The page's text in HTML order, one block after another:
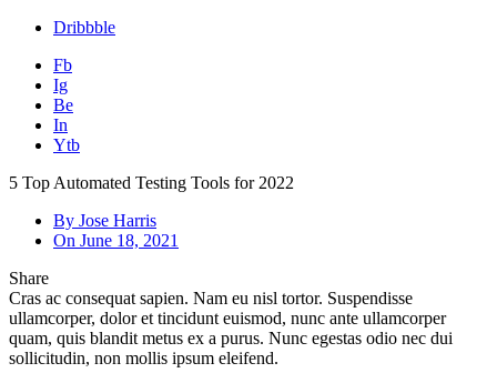
Dribbble
Fb
Ig
Be
In
Ytb
5 Top Automated Testing Tools for 2022
By Jose Harris
On June 18, 2021
Share
Cras ac consequat sapien. Nam eu nisl tortor. Suspendisse
ullamcorper, dolor et tincidunt euismod, nunc ante ullamcorper
quam, quis blandit metus ex a purus. Nunc egestas odio nec dui
sollicitudin, non mollis ipsum eleifend.